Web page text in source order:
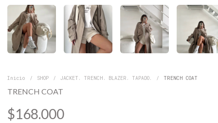
Inicio / SHOP / JACKET. TRENCH. BLAZER. TAPADO. / TRENCH COAT
TRENCH COAT
$168.000